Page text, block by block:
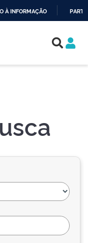
À INFORMAÇÃO